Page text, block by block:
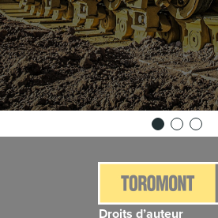
Droits d’auteur